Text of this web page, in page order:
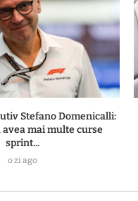
Stefano Domenicalli:
avea mai multe curse
sprint...
o zi ago